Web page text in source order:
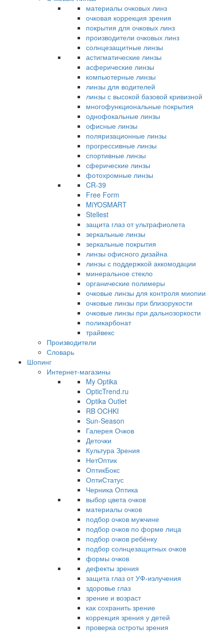
материалы очковых линз
очковая коррекция зрения
покрытия для очковых линз
производители очковых линз
солнцезащитные линзы
астигматические линзы
асферические линзы
компьютерные линзы
линзы для водителей
линзы с высокой базовой кривизной
многофункциональные покрытия
однофокальные линзы
офисные линзы
поляризационные линзы
прогрессивные линзы
спортивные линзы
сферические линзы
фотохромные линзы
CR-39
Free Form
MiYOSMART
Stellest
защита глаз от ультрафиолета
зеркальные линзы
зеркальные покрытия
линзы офисного дизайна
линзы с поддержкой аккомодации
минеральное стекло
органические полимеры
очковые линзы для контроля миопии
очковые линзы при близорукости
очковые линзы при дальнозоркости
поликарбонат
трайвекс
Производители
Словарь
Шопинг
Интернет-магазины
My Optika
OpticTrend.ru
Optika Outlet
RB OCHKI
Sun-Season
Галерея Очков
Деточки
Культура Зрения
НетОптик
ОптикБокс
ОптиСтатус
Черника Оптика
выбор цвета очков
материалы очков
подбор очков мужчине
подбор очков по форме лица
подбор очков ребёнку
подбор солнцезащитных очков
формы очков
дефекты зрения
защита глаз от УФ-излучения
здоровье глаз
зрение и возраст
как сохранить зрение
коррекция зрения у детей
проверка остроты зрения